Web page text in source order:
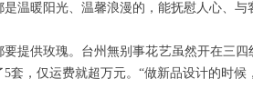
是温暖阳光、温馨浪漫的，能抚慰人心、与
要提供玫瑰。台州無别事花艺虽然开在三
套，仅运费就超万元。“做新品设计的时